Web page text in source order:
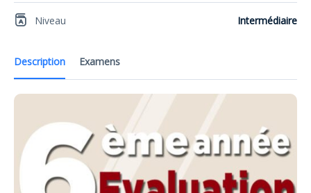
Description Examens
Niveau Intermédiaire